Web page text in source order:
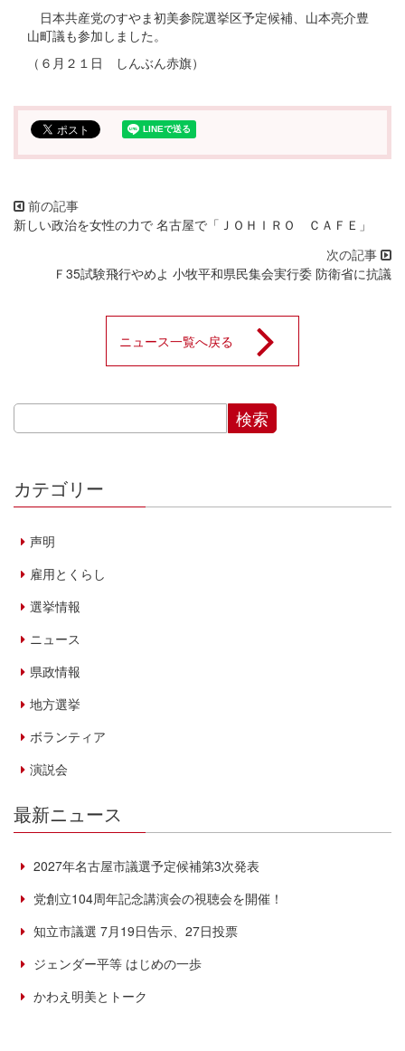
日本共産党のすやま初美参院選挙区予定候補、山本亮介豊
山町議も参加しました。
（６月２１日 しんぶん赤旗）
新しい政治を女性の力で 名古屋で「ＪＯＨＩＲＯ ＣＡＦＥ」
Ｆ35試験飛行やめよ 小牧平和県民集会実行委 防衛省に抗議
ニュース一覧へ戻る
カテゴリー
声明
雇用とくらし
選挙情報
ニュース
県政情報
地方選挙
ボランティア
演説会
最新ニュース
2027年名古屋市議選予定候補第3次発表
党創立104周年記念講演会の視聴会を開催！
知立市議選 7月19日告示、27日投票
ジェンダー平等 はじめの一歩
かわえ明美とトーク